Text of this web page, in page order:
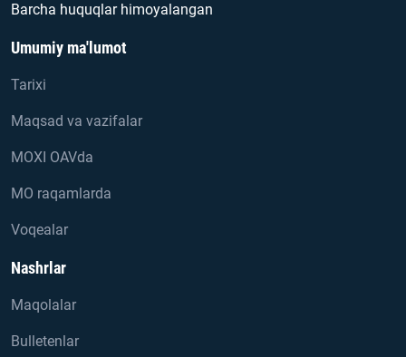
Barcha huquqlar himoyalangan
Umumiy ma'lumot
Tarixi
Maqsad va vazifalar
MOXI OAVda
MO raqamlarda
Voqealar
Nashrlar
Maqolalar
Bulletenlar